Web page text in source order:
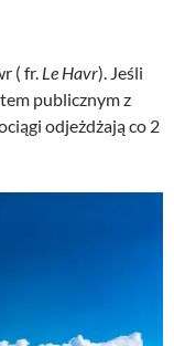
( fr. Le Havr). Jeśli
publicznym z
odjeżdżają co 2